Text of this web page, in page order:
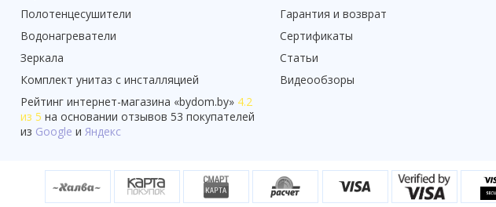
Полотенцесушители
Водонагреватели
Зеркала
Комплект унитаз с инсталляцией
Рейтинг интернет-магазина «bydom.by» 4.2
из 5 на основании отзывов 53 покупателей
из Google и Яндекс
Гарантия и возврат
Сертификаты
Статьи
Видеообзоры